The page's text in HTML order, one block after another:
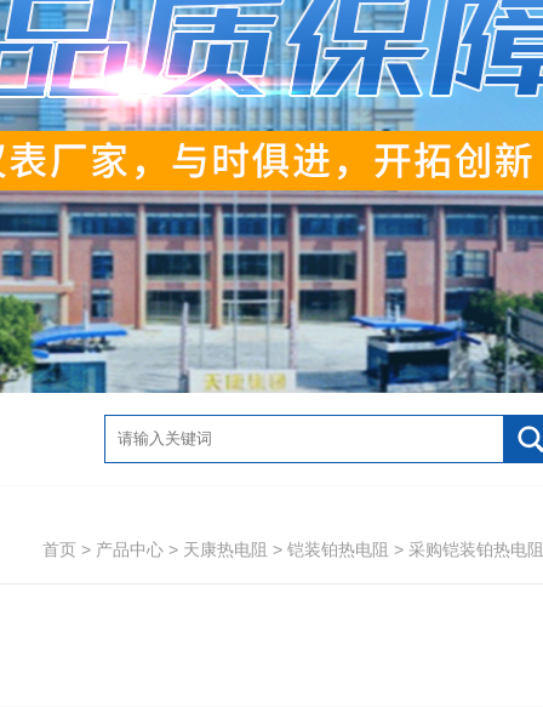
首页 > 产品中心 > 天康热电阻 > 铠装铂热电阻 > 采购铠装铂热电阻